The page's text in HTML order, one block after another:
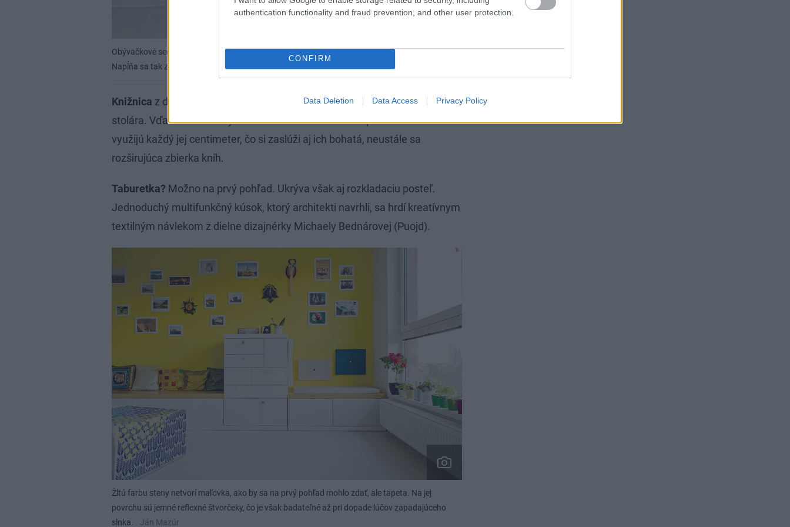
authentication functionality and fraud prevention, and other user protection.
CONFIRM
Data Deletion Data Access Privacy Policy
Obývačkové sedenie je sústredené do kruhu, aby bol každý návštevník zapojený do konverzácie.
Napĺňa sa tak zároveň hlavná funkcia celej obývacej izby – stretávanie sa.
Ján Mazúr
Knižnica z drevotrieskovej dosky v dekore prírodného duba je prácou
stolára. Vďaka tomu do výklenku sadne ako uliata a Filip s Ivanou tak
využijú každý jej centimeter, čo si zaslúži aj ich bohatá, neustále sa
rozširujúca zbierka kníh.
Taburetka? Možno na prvý pohľad. Ukrýva však aj rozkladaciu posteľ.
Jednoduchý multifunkčný kúsok, ktorý architekti navrhli, sa hrdí kreatívnym
textilným návlekom z dielne dizajnérky Michaely Bednárovej (Puojd).
Žltú farbu steny netvorí maľovka, ako by sa na prvý pohľad mohlo zdať, ale tapeta. Na jej
povrchu sú jemné reflexné štvorčeky, čo je však badateľné až pri dopade lúčov zapadajúceho
slnka.
Ján Mazúr